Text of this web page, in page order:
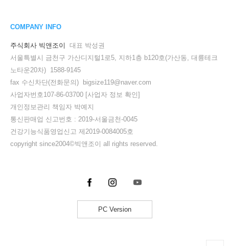
COMPANY INFO
주식회사 빅앤조이
대표 박성권
서울특별시 금천구 가산디지털1로5, 지하1층 b120호(가산동, 대륭테크
노타운20차) 1588-9145
fax 수신차단(전화문의) bigsize119@naver.com
사업자번호107-86-03700 [사업자 정보 확인]
개인정보관리 책임자 박예지
통신판매업 신고번호 : 2019-서울금천-0045
건강기능식품영업신고 제2019-0084005호
copyright since2004©빅앤조이 all rights reserved.
PC Version